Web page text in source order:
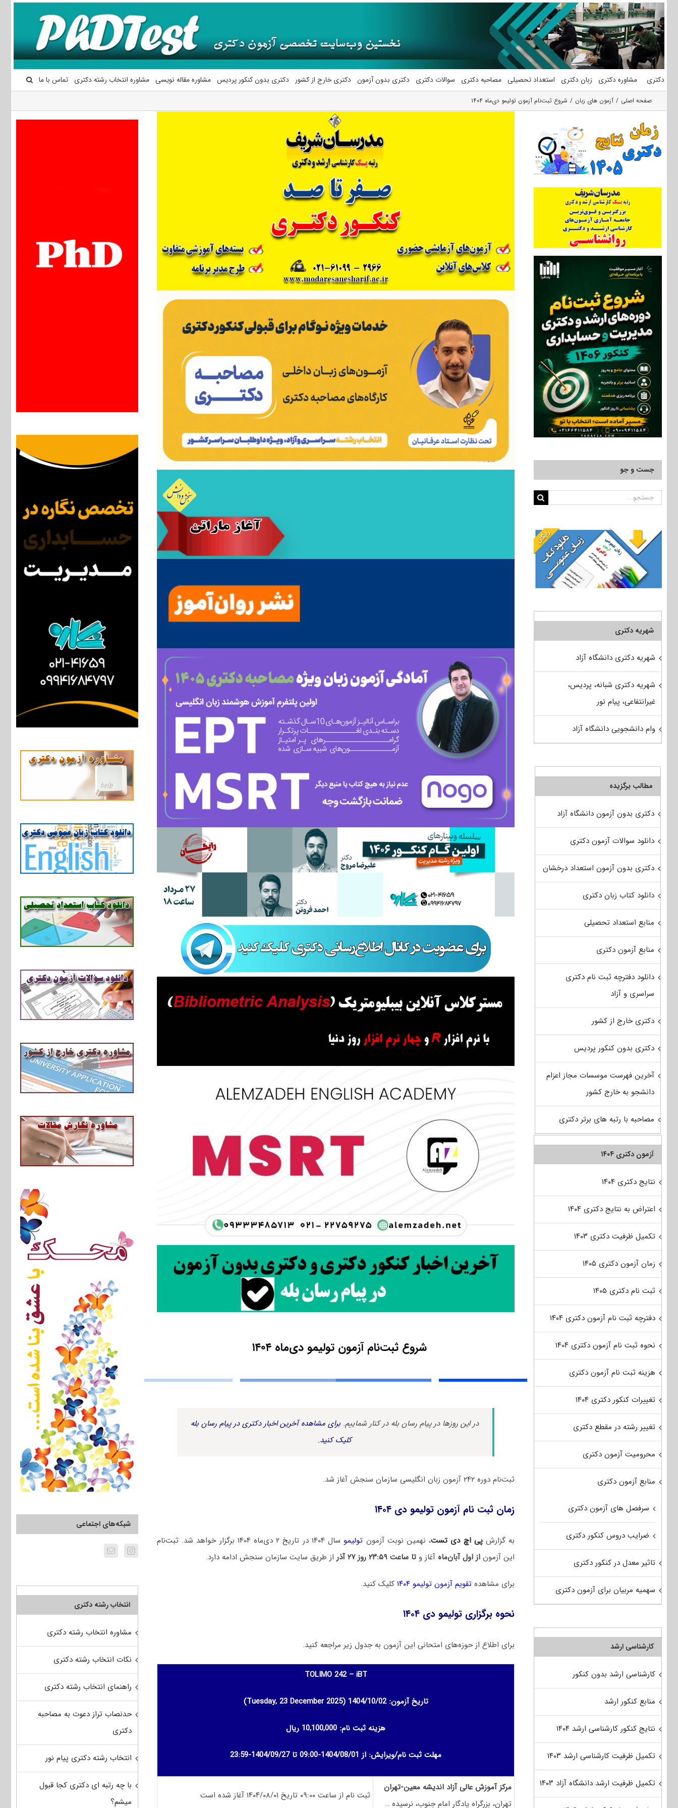
محتوا
دکتری مشاوره دکتری زبان دکتری استعداد تحصیلی مصاحبه دکتری سوالات دکتری دکتری بدون آزمون دکتری خارج از کشور دکتری بدون کنکور پردیس مشاوره مقاله نویسی مشاوره انتخاب رشته دکتری تماس با ما
صفحه اصلی آزمون های زبان شروع ثبت‌نام آزمون‌ تولیمو دی‌ماه ۱۴۰۴
شروع ثبت‌نام آزمون‌ تولیمو دی‌ماه ۱۴۰۴
در این روزها در پیام رسان بله در کنار شماییم. برای مشاهده آخرین اخبار دکتری در پیام رسان بله
کلیک کنید.
ثبت‌‌نام دوره‌ ۲۴۲ آزمون زبان انگلیسی سازمان سنجش آغاز شد.
زمان ثبت نام آزمون تولیمو دی ۱۴۰۴
به گزارشپی اچ دی تست، نهمین نوبت آزمون تولیمو
سال ۱۴۰۴ در تاریخ ۲ دی‌ماه ۱۴۰۴ برگزار خواهد شد. ثبت‌نام
این آزموناز اول آبان‌ماه آغاز و تا ساعت ۲۳:۵۹ روز ۲۷ آذر از طریق سایت سازمان سنجش ادامه دارد.
برای مشاهده تقویم آزمون تولیمو ۱۴۰۴ کلیک کنید.
نحوه برگزاری تولیمو دی ۱۴۰۴
برای اطلاع از حوزه‌های امتحانی این آزمون به جدول زیر مراجعه کنید.
TOLIMO 242 – iBT
تاریخ آزمون: 1404/10/02 (Tuesday, 23 December 2025)
هزینه ثبت نام: 10,100,000 ریال
مهلت ثبت نام/ویرایش: از 1404/08/01-09:00 تا 1404/09/27-23:59
مرکز آموزش عالی آزاد اندیشه معین-تهران
تهران، بزرگراه یادگار امام جنوب، نرسیده …
ثبت نام از ساعت ۰۹:۰۰ تاریخ ۱۴۰۴/۰۸/۰۱ آغاز شده است
شبکه‌های اجتماعی
انتخاب رشته دکتری
مشاوره انتخاب رشته دکتری
نکات انتخاب رشته دکتری
راهنمای انتخاب رشته دکتری
حدنصاب تراز دعوت به مصاحبه
دکتری
انتخاب رشته دکتری پیام نور
با چه رتبه ای دکتری کجا قبول
میشم؟
جست و جو
جستجو
شهریه دکتری
شهریه دکتری دانشگاه آزاد
شهریه دکتری شبانه، پردیس،
غیرانتفاعی، پیام نور
وام دانشجویی دانشگاه آزاد
مطالب برگزیده
دکتری بدون آزمون دانشگاه آزاد
دانلود سوالات آزمون دکتری
دکتری بدون آزمون استعداد درخشان
دانلود کتاب زبان دکتری
منابع استعداد تحصیلی
منابع آزمون دکتری
دانلود دفترچه ثبت نام دکتری
سراسری و آزاد
دکتری خارج از کشور
دکتری بدون کنکور پردیس
آخرین فهرست موسسات مجاز اعزام
دانشجو به خارج کشور
مصاحبه با رتبه های برتر دکتری
آزمون دکتری ۱۴۰۴
نتایج دکتری ۱۴۰۴
اعتراض به نتایج دکتری ۱۴۰۴
تکمیل ظرفیت دکتری ۱۴۰۳
زمان آزمون دکتری ۱۴۰۵
ثبت نام دکتری ۱۴۰۵
دفترچه ثبت نام آزمون دکتری ۱۴۰۴
نحوه ثبت نام آزمون دکتری ۱۴۰۴
هزینه ثبت نام آزمون دکتری
تغییرات کنکور دکتری ۱۴۰۴
تغییر رشته در مقطع دکتری
محرومیت آزمون دکتری
منابع آزمون دکتری
سرفصل های آزمون دکتری
ضرایب دروس کنکور دکتری
تاثیر معدل در کنکور دکتری
سهمیه مربیان برای آزمون دکتری
کارشناسی ارشد
کارشناسی ارشد بدون کنکور
منابع کنکور ارشد
نتایج کنکور کارشناسی ارشد ۱۴۰۴
تکمیل ظرفیت کارشناسی ارشد ۱۴۰۳
تکمیل ظرفیت ارشد دانشگاه آزاد ۱۴۰۳